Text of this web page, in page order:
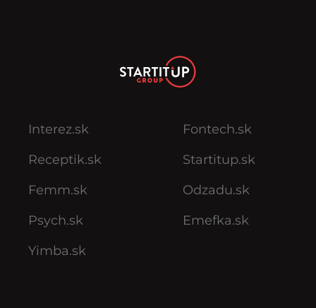
Interez.sk
Receptik.sk
Femm.sk
Psych.sk
Yimba.sk
Fontech.sk
Startitup.sk
Odzadu.sk
Emefka.sk